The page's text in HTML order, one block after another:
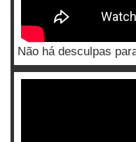
Não há desculpas